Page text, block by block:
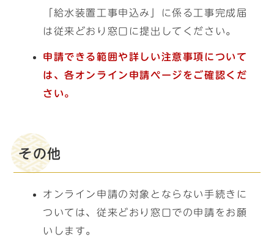
「給水装置工事申込み」に係る工事完成届
は従来どおり窓口に提出してください。
申請できる範囲や詳しい注意事項について
は、各オンライン申請ページをご確認くだ
さい。
その他
オンライン申請の対象とならない手続きに
ついては、従来どおり窓口での申請をお願
いします。